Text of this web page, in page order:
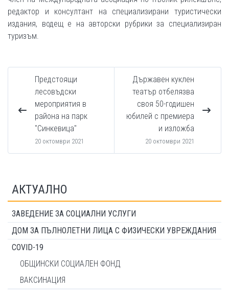
редактор и консултант на специализирани туристически
издания, водещ е на авторски рубрики за специализиран
туризъм.
Предстоящи
лесовъдски
мероприятия в
района на парк
"Синкевица"
20 октомври 2021
Държавен куклен
театър отбелязва
своя 50-годишен
юбилей с премиера
и изложба
20 октомври 2021
АКТУАЛНО
ЗАВЕДЕНИЕ ЗА СОЦИАЛНИ УСЛУГИ
ДОМ ЗА ПЪЛНОЛЕТНИ ЛИЦА С ФИЗИЧЕСКИ УВРЕЖДАНИЯ
COVID-19
ОБЩИНСКИ СОЦИАЛЕН ФОНД
ВАКСИНАЦИЯ